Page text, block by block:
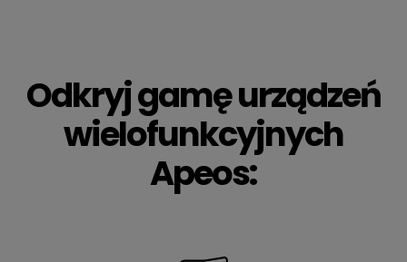
Odkryj gamę urządzeń
wielofunkcyjnych
Apeos: